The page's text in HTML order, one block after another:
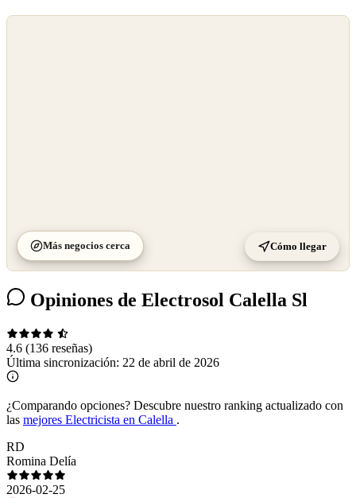
Más negocios cerca Cómo llegar
Opiniones de Electrosol Calella Sl
4.6 (136 reseñas)
Última sincronización: 22 de abril de 2026
¿Comparando opciones? Descubre nuestro ranking actualizado con
las mejores Electricista en Calella .
RD
Romina Delía
2026-02-25